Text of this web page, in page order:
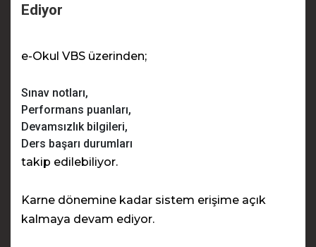
Ediyor
e-Okul VBS üzerinden;
Sınav notları,
Performans puanları,
Devamsızlık bilgileri,
Ders başarı durumları
takip edilebiliyor.
Karne dönemine kadar sistem erişime açık
kalmaya devam ediyor.